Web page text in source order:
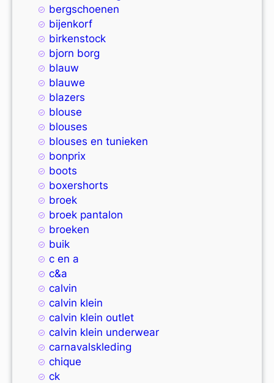
bergschoenen
bijenkorf
birkenstock
bjorn borg
blauw
blauwe
blazers
blouse
blouses
blouses en tunieken
bonprix
boots
boxershorts
broek
broek pantalon
broeken
buik
c en a
c&a
calvin
calvin klein
calvin klein outlet
calvin klein underwear
carnavalskleding
chique
ck